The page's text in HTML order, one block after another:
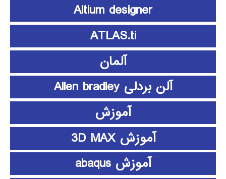
Altium designer
ATLAS.ti
آلمان
آلن بردلی Allen bradley
آموزش
آموزش 3D MAX
آموزش abaqus